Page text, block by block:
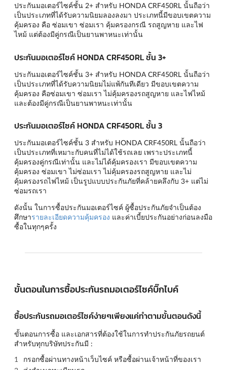
ประกันมอเตอร์ไซค์ชั้น 2+ สำหรับ HONDA CRF450RL นั้นถือว่า
เป็นประเภทที่ได้รับความนิยมลองลงมา ประเภทนี้มีขอบเขตความ
คุ้มครอง คือ ซ่อมเขา ซ่อมเรา คุ้มครองกรณี รถสูญหาย และไฟ
ไหม้ แต่ต้องมีคู่กรณีเป็นยานพาหนะเท่านั้น
ประกันมอเตอร์ไซค์ HONDA CRF450RL ชั้น 3+
ประกันมอเตอร์ไซค์ชั้น 3+ สำหรับ HONDA CRF450RL นั้นถือว่า
เป็นประเภทที่ได้รับความนิยมไม่แพ้กันทีเดียว มีขอบเขตความ
คุ้มครอง คือซ่อมเขา ซ่อมเรา ไม่คุ้มครองรถสูญหาย และไฟไหม้
และต้องมีคู่กรณีเป็นยานพาหนะเท่านั้น
ประกันมอเตอร์ไซค์ HONDA CRF450RL ชั้น 3
ประกันมอเตอร์ไซค์ชั้น 3 สำหรับ HONDA CRF450RL นั้นถือว่า
เป็นประเภทที่เหมาะกับคนที่ไม่ได้ใช้รถเลย เพราะประเภทนี้
คุ้มครองคู่กรณีเท่านั้น และไม่ได้คุ้มครองเรา มีขอบเขตความ
คุ้มครอง ซ่อมเขา ไม่ซ่อมเรา ไม่คุ้มครองรถสูญหาย และไม่
คุ้มครองรถไฟไหม้ เป็นรูปแบบประกันภัยที่คล้ายคลึงกับ 3+ แต่ไม่
ซ่อมรถเรา
ดังนั้น ในการซื้อประกันมอเตอร์ไซค์ ผู้ซื้อประกันภัยจำเป็นต้อง
ศึกษารายละเอียดความคุ้มครอง และค่าเบี้ยประกันอย่างก่อนลงมือ
ซื้อในทุกๆครั้ง
ขั้นตอนในการซื้อประกันรถมอเตอร์ไซค์บิ๊กไบค์
ซื้อประกันรถมอเตอร์ไซค์ง่ายๆเพียงแค่ทำตามขั้นตอนดังนี้
ขั้นตอนการซื้อ และเอกสารที่ต้องใช้ในการทำประกันภัยรถยนต์
สำหรับทุกบริษัทประกันมี :
กรอกซื้อผ่านทางหน้าเว็บไซค์ หรือซื้อผ่านเจ้าหน้าที่ของเรา